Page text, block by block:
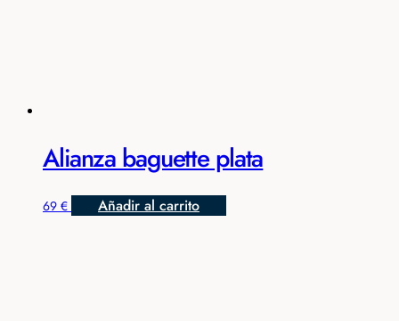
Alianza baguette plata
69 € Añadir al carrito